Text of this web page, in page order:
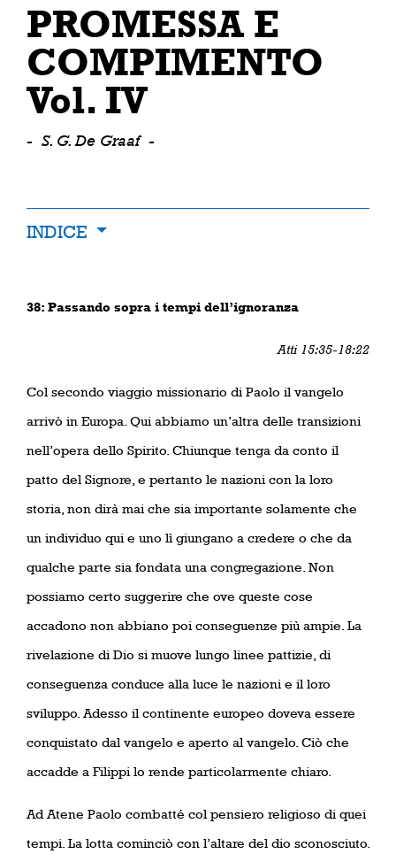
PROMESSA E
COMPIMENTO
Vol. IV
- S. G. De Graaf -
INDICE
38: Passando sopra i tempi dell’ignoranza
Atti 15:35-18:22
Col secondo viaggio missionario di Paolo il vangelo
arrivò in Europa. Qui abbiamo un’altra delle transizioni
nell’opera dello Spirito. Chiunque tenga da conto il
patto del Signore, e pertanto le nazioni con la loro
storia, non dirà mai che sia importante solamente che
un individuo qui e uno lì giungano a credere o che da
qualche parte sia fondata una congregazione. Non
possiamo certo suggerire che ove queste cose
accadono non abbiano poi conseguenze più ampie. La
rivelazione di Dio si muove lungo linee pattizie, di
conseguenza conduce alla luce le nazioni e il loro
sviluppo. Adesso il continente europeo doveva essere
conquistato dal vangelo e aperto al vangelo. Ciò che
accadde a Filippi lo rende particolarmente chiaro.
Ad Atene Paolo combatté col pensiero religioso di quei
tempi. La lotta cominciò con l’altare del dio sconosciuto.